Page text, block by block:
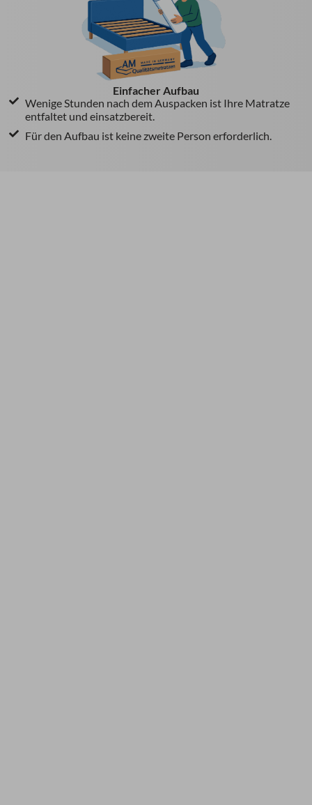
Einfacher Aufbau
Wenige Stunden nach dem Auspacken ist Ihre Matratze
entfaltet und einsatzbereit.
Für den Aufbau ist keine zweite Person erforderlich.